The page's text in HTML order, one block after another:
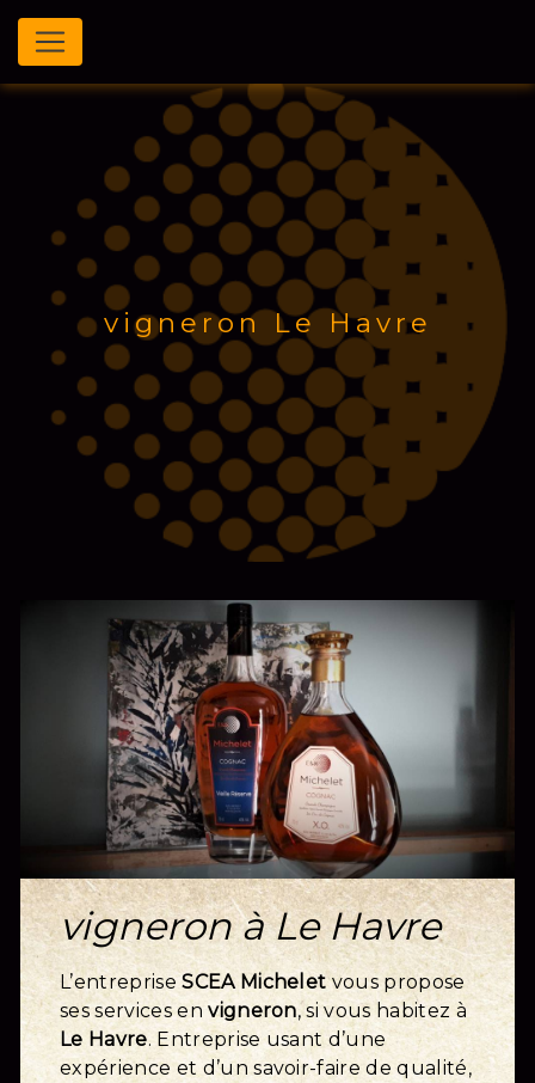
Panneau de gestion des cookies
vigneron Le Havre
vigneron à Le Havre
L’entrepriseSCEA Micheletvous propose
ses services envigneron, si vous habitez à
Le Havre. Entreprise usant d’une
expérience et d’un savoir-faire de qualité,